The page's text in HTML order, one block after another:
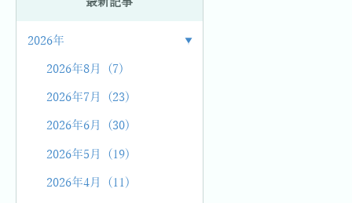
最新記事
2026年
2026年8月 (7)
2026年7月 (23)
2026年6月 (30)
2026年5月 (19)
2026年4月 (11)